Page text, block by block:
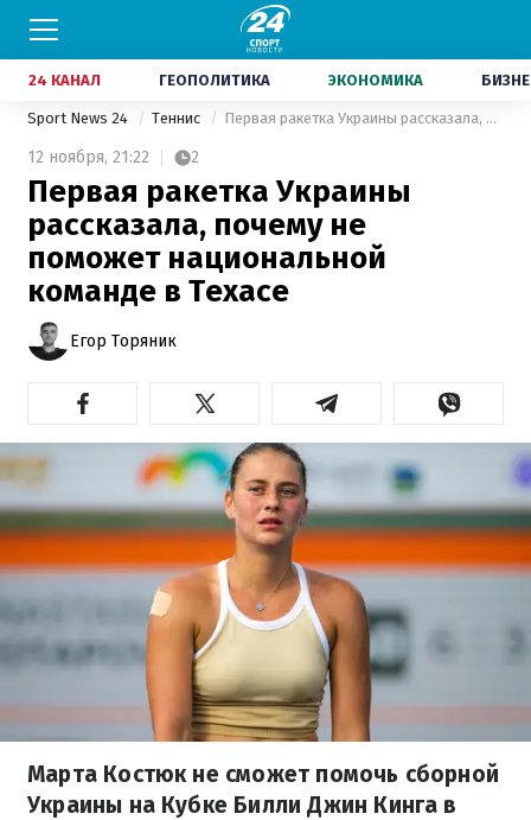
24 КАНАЛ ГЕОПОЛИТИКА ЭКОНОМИКА
Sport News 24 Теннис Первая ракетка Украины рассказала, почему не поможет национальной команде в Техасе
12 ноября, 21:22 2
Первая ракетка Украины
рассказала, почему не
поможет национальной
команде в Техасе
Егор Торяник
Марта Костюк не сможет помочь сборной
Украины на Кубке Билли Джин Кинга в